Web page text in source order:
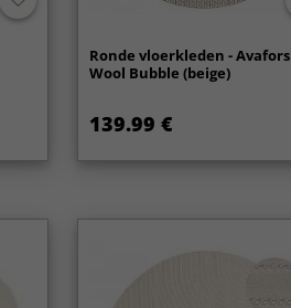
Ronde vloerkleden - Avafors
Wool Bubble (beige)
139.99 €